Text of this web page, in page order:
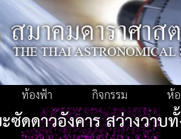
ท้องฟ้า กิจกรรม ห้
ซัดดาวอังคาร สว่างวาบ